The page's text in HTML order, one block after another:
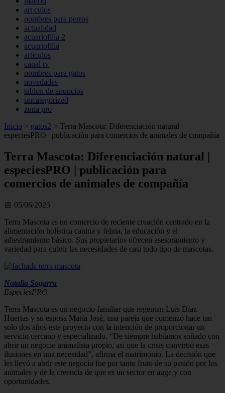
art culos
nombres para perros
actualidad
acuariofilia 2
acuariofilia
articulos
canal tv
nombres para gatos
novedades
tablon de anuncios
uncategorized
zona pro
Inicio > gatos2 > Terra Mascota: Diferenciación natural |
especiesPRO | publicación para comercios de animales de compañía
Terra Mascota: Diferenciación natural |
especiesPRO | publicación para
comercios de animales de compañía
📅 05/06/2025
Terra Mascota es un comercio de reciente creación centrado en la
alimentación holística canina y felina, la educación y el
adiestramiento básico. Sus propietarios ofrecen asesoramiento y
variedad para cubrir las necesidades de casi todo tipo de mascotas.
Natalia Sagarra
EspeciesPRO
Terra Mascota es un negocio familiar que regentan Luis Díaz
Huertas y su esposa María José, una pareja que comenzó hace tan
solo dos años este proyecto con la intención de proporcionar un
servicio cercano y especializado. “De siempre habíamos soñado con
abrir un negocio animalista propio, así que la crisis convirtió esas
ilusiones en una necesidad”, afirma el matrimonio. La decisión que
les llevó a abrir este negocio fue por tanto fruto de su pasión por los
animales y de la creencia de que es un sector en auge y con
oportunidades.